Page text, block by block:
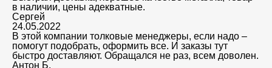
в наличии, цены адекватные.
Сергей
24.05.2022
В этой компании толковые менеджеры, если надо –
помогут подобрать, оформить все. И заказы тут
быстро доставляют. Обращался не раз, всем доволен.
Антон Б.